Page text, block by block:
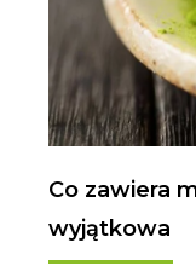
Co zawiera
wyjątkowa